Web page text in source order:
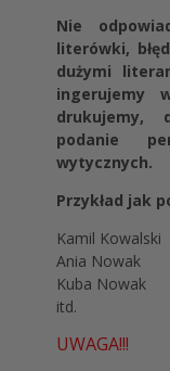
Nie
literówki,
dużymi
ingerujemy
drukujemy,
podanie
wytycznych.
Przykład jak
Kamil Kowalski
Ania Nowak
Kuba Nowak
itd.
UWAGA!!!